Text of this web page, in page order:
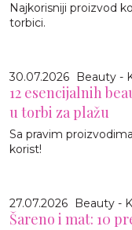
Najkorisniji proizvod
torbici.
30.07.2026 Beauty -
12 esencijalnih
u torbi za plažu
Sa pravim
korist!
27.07.2026 Beauty -
Šareno i mat: 10